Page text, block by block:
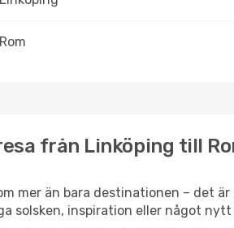
från Linköping till
mer än bara destinationen – det
solsken, inspiration eller något